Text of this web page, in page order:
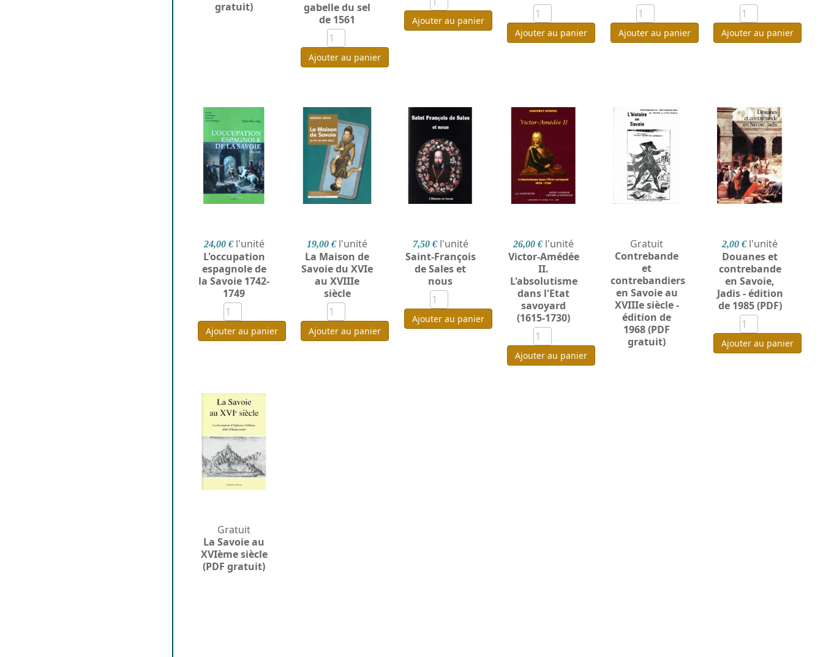
gratuit)
gabelle du sel
de 1561
Ajouter au panier
Ajouter au panier
Ajouter au panier Ajouter au panier Ajouter au panier
24,00 € l'unité
L'occupation
espagnole de
la Savoie 1742-
1749
Ajouter au panier
19,00 € l'unité
La Maison de
Savoie du XVIe
au XVIIIe
siècle
Ajouter au panier
7,50 € l'unité
Saint-François
de Sales et
nous
Ajouter au panier
26,00 € l'unité
Victor-Amédée
II.
L'absolutisme
dans l'Etat
savoyard
(1615-1730)
Ajouter au panier
Gratuit
Contrebande
et
contrebandiers
en Savoie au
XVIIIe siècle -
édition de
1968 (PDF
gratuit)
2,00 € l'unité
Douanes et
contrebande
en Savoie,
Jadis - édition
de 1985 (PDF)
Ajouter au panier
Gratuit
La Savoie au
XVIème siècle
(PDF gratuit)